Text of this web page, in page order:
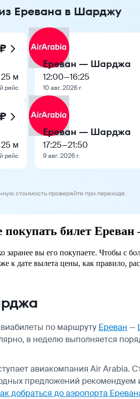
Еревана в Шарджу
м
рейс
м
рейс
Ереван — Шарджа
12:00—16:25
10 авг. 2026 г.
Ереван — Шарджа
17:25—21:50
9 авг. 2026 г.
стоимость проверяйте при переходе.
покупать билет
вы его покупаете. Чтобы с
к дате вылета цены, как правило,
по маршруту Ереван —
в неделю выполняется
авиакомпания Air Arabia.
предложений рекомендуем
добраться до аэропорта